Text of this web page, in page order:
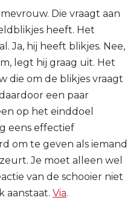
Die vraagt aan
heeft. Het
Ja, hij heeft blikjes. Nee,
legt hij graag uit. Het
die om de blikjes vraagt
een paar
op het einddoel
eens effectief
om te geven als iemand
Je moet alleen wel
van de schooier niet
aanstaat. Via.